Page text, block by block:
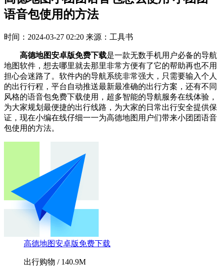
语音包使用的方法
时间：2024-03-27 02:20 来源：工具书
高德地图安卓版免费下载是一款无数手机用户必备的导航
地图软件，想去哪里就去那里非常方便有了它的帮助再也不用
担心会迷路了。软件内的导航系统非常强大，只需要输入个人
的出行行程，平台自动推送最新最准确的出行方案，还有不同
风格的语音包免费下载使用，超多智能的导航服务在线体验，
为大家规划最便捷的出行线路，为大家的日常出行安全提供保
证，现在小编在线仔细一一为高德地图用户们带来小团团语音
包使用的方法。
高德地图安卓版免费下载
出行购物 / 140.9M